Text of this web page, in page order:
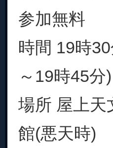
参加無料
時間 19時
～19時45分)
場所 屋上
館(悪天時)